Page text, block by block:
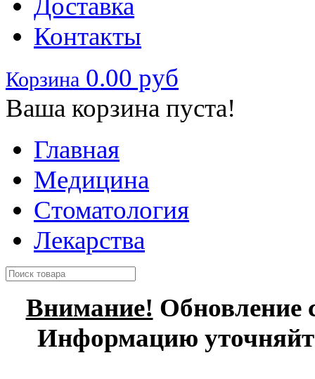
Доставка
Контакты
Корзина 0.00 руб
Ваша корзина пуста!
Главная
Медицина
Стоматология
Лекарства
Внимание! Обновление
Информацию